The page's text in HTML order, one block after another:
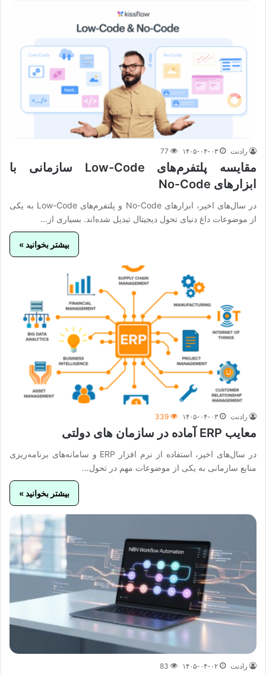
رادنت ۱۴۰۵-۰۴-۰۳ 77
مقایسه پلتفرم‌های Low-Code سازمانی با
ابزارهای No-Code
در سال‌های اخیر، ابزارهای No-Code و پلتفرم‌های Low-Code به یکی
از موضوعات داغ دنیای تحول دیجیتال تبدیل شده‌اند. بسیاری از…
بیشتر بخوانید »
رادنت ۱۴۰۵-۰۴-۰۳ 339
معایب ERP آماده در سازمان های دولتی
در سال‌های اخیر، استفاده از نرم افزار ERP و سامانه‌های برنامه‌ریزی
منابع سازمانی به یکی از موضوعات مهم در تحول…
بیشتر بخوانید »
رادنت ۱۴۰۵-۰۴-۰۲ 83